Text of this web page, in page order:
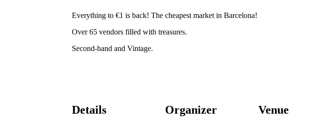
Everything to €1 is back! The cheapest market in Barcelona!
Over 65 vendors filled with treasures.
Second-hand and Vintage.
Details Organizer Venue